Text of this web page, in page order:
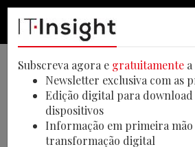
Inteligência
Subscreva agora e gratuitamente
Newsletter exclusiva com as
Edição digital para
dispositivos
Informação em primeira
transformação digital